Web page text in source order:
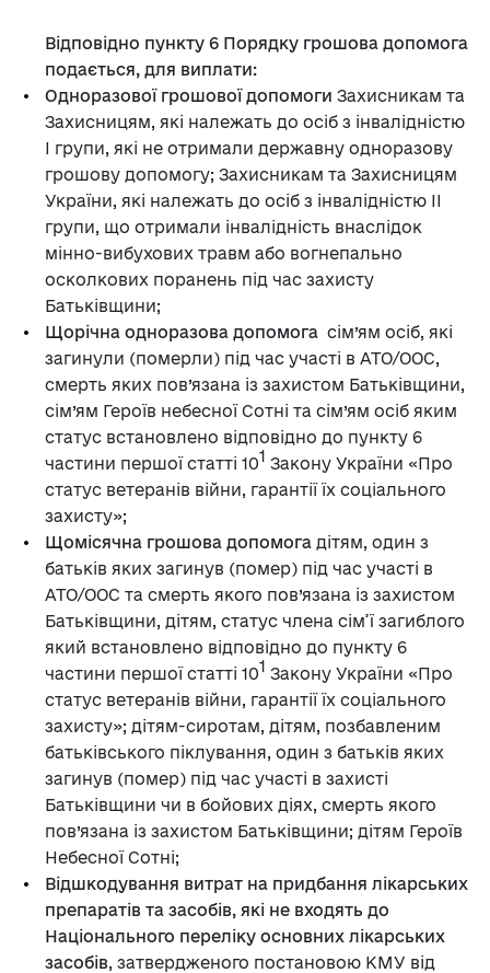
Відповідно пункту 6 Порядку грошова допомога
подається, для виплати:
Одноразової грошової допомоги Захисникам та
Захисницям, які належать до осіб з інвалідністю
І групи, які не отримали державну одноразову
грошову допомогу; Захисникам та Захисницям
України, які належать до осіб з інвалідністю ІІ
групи, що отримали інвалідність внаслідок
мінно-вибухових травм або вогнепально
осколкових поранень під час захисту
Батьківщини;
Щорічна одноразова допомога сім’ям осіб, які
загинули (померли) під час участі в АТО/ООС,
смерть яких пов’язана із захистом Батьківщини,
сім’ям Героїв небесної Сотні та сім’ям осіб яким
статус встановлено відповідно до пункту 6
частини першої статті 101 Закону України «Про
статус ветеранів війни, гарантії їх соціального
захисту»;
Щомісячна грошова допомога дітям, один з
батьків яких загинув (помер) під час участі в
АТО/ООС та смерть якого пов’язана із захистом
Батьківщини, дітям, статус члена сім’ї загиблого
який встановлено відповідно до пункту 6
частини першої статті 101 Закону України «Про
статус ветеранів війни, гарантії їх соціального
захисту»; дітям-сиротам, дітям, позбавленим
батьківського піклування, один з батьків яких
загинув (помер) під час участі в захисті
Батьківщини чи в бойових діях, смерть якого
пов’язана із захистом Батьківщини; дітям Героїв
Небесної Сотні;
Відшкодування витрат на придбання лікарських
препаратів та засобів, які не входять до
Національного переліку основних лікарських
засобів, затвердженого постановою КМУ від